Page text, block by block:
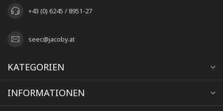
+43 (0) 6245 / 8951-27
seec@jacoby.at
KATEGORIEN
INFORMATIONEN